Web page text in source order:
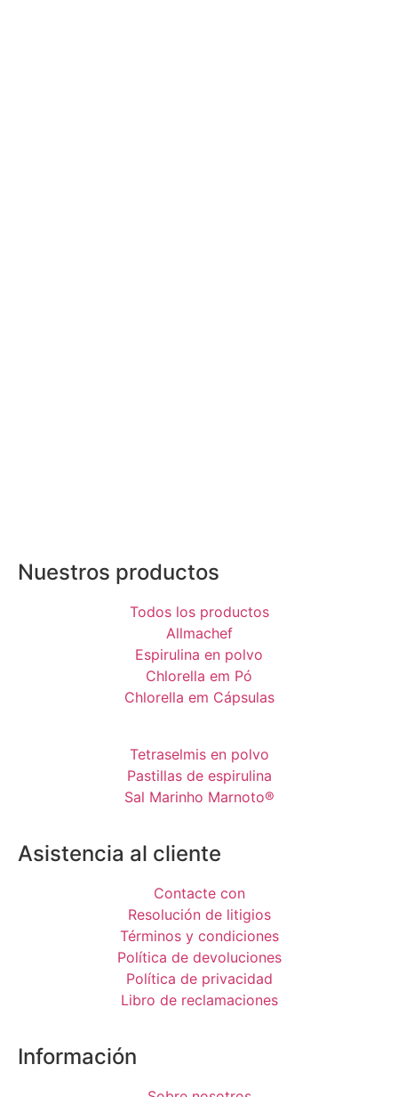
Nuestros productos
Todos los productos
Allmachef
Espirulina en polvo
Chlorella em Pó
Chlorella em Cápsulas
Tetraselmis en polvo
Pastillas de espirulina
Sal Marinho Marnoto®
Asistencia al cliente
Contacte con
Resolución de litigios
Términos y condiciones
Política de devoluciones
Política de privacidad
Libro de reclamaciones
Información